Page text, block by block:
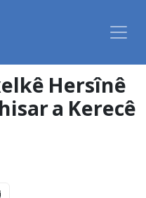
Hersînê
a Kerecê